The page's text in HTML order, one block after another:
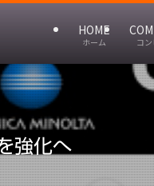
HOME
ホーム コ
強化へ